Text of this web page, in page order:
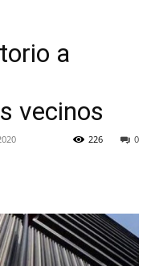
a
vecinos
0
226